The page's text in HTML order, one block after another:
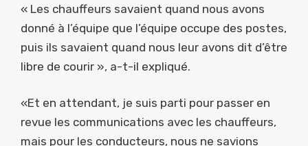
« Les chauffeurs savaient quand nous avons
donné à l’équipe que l’équipe occupe des postes,
puis ils savaient quand nous leur avons dit d’être
libre de courir », a-t-il expliqué.
«Et en attendant, je suis parti pour passer en
revue les communications avec les chauffeurs,
mais pour les conducteurs, nous ne savions